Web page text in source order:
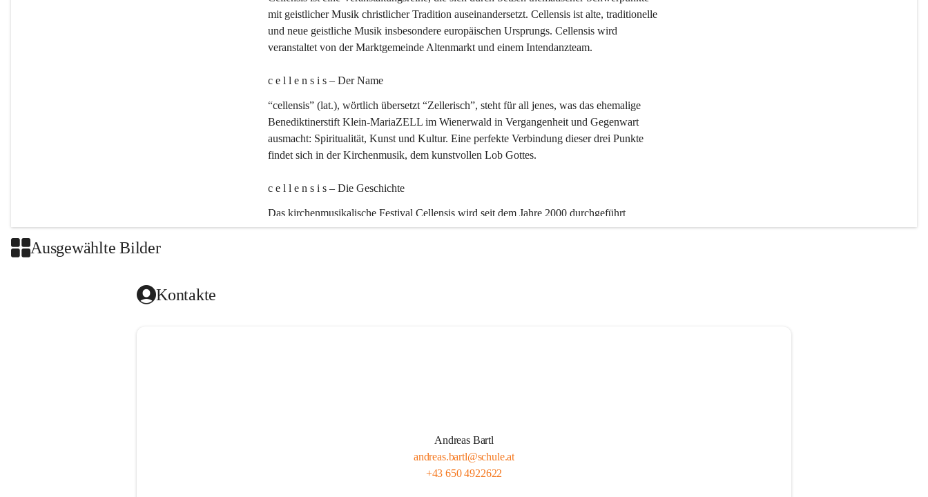
mit geistlicher Musik christlicher Tradition auseinandersetzt. Cellensis ist alte, traditionelle
und neue geistliche Musik insbesondere europäischen Ursprungs. Cellensis wird
veranstaltet von der Marktgemeinde Altenmarkt und einem Intendanzteam.
c e l l e n s i s – Der Name
“cellensis” (lat.), wörtlich übersetzt “Zellerisch”, steht für all jenes, was das ehemalige
Benediktinerstift Klein-MariaZELL im Wienerwald in Vergangenheit und Gegenwart
ausmacht: Spiritualität, Kunst und Kultur. Eine perfekte Verbindung dieser drei Punkte
findet sich in der Kirchenmusik, dem kunstvollen Lob Gottes.
c e l l e n s i s – Die Geschichte
Das kirchenmusikalische Festival Cellensis wird seit dem Jahre 2000 durchgeführt
Ausgewählte Bilder
Kontakte
Andreas Bartl
andreas.bartl@schule.at
+43 650 4922622